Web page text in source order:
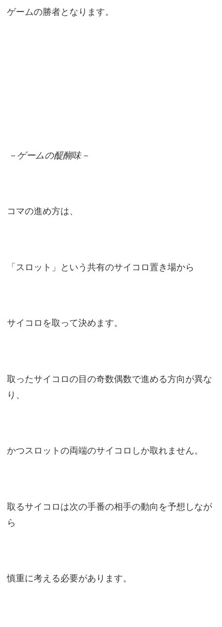
ゲームの勝者となります。
－ゲームの醍醐味－
コマの進め方は、
「スロット」という共有のサイコロ置き場から
サイコロを取って決めます。
取ったサイコロの目の奇数偶数で進める方向が異な
り、
かつスロットの両端のサイコロしか取れません。
取るサイコロは次の手番の相手の動向を予想しなが
ら
慎重に考える必要があります。